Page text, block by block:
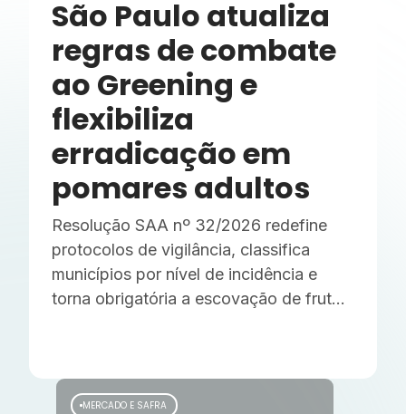
São Paulo atualiza
regras de combate
ao Greening e
flexibiliza
erradicação em
pomares adultos
Resolução SAA nº 32/2026 redefine
protocolos de vigilância, classifica
municípios por nível de incidência e
torna obrigatória a escovação de frutas
MERCADO E SAFRA